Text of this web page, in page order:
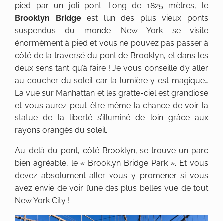
pied par un joli pont. Long de 1825 mètres, le
Brooklyn Bridgeest l’un des plus vieux ponts
suspendus du monde. New York se visite
énormément à pied et vous ne pouvez pas passer à
côté de la traversé du pont de Brooklyn, et dans les
deux sens tant qu’à faire ! Je vous conseille d’y aller
au coucher du soleil car la lumière y est magique…
La vue sur Manhattan et les gratte-ciel est grandiose
et vous aurez peut-être même la chance de voir la
statue de la liberté s’illuminé de loin grâce aux
rayons orangés du soleil.
Au-delà du pont, côté Brooklyn, se trouve un parc
bien agréable, le « Brooklyn Bridge Park ». Et vous
devez absolument aller vous y promener si vous
avez envie de voir l’une des plus belles vue de tout
New York City !